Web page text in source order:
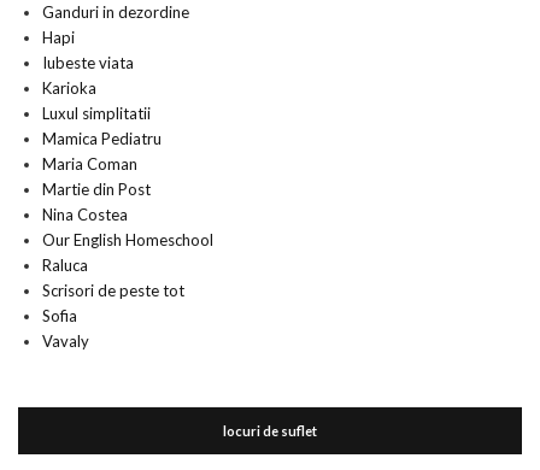
Ganduri in dezordine
Hapi
Iubeste viata
Karioka
Luxul simplitatii
Mamica Pediatru
Maria Coman
Martie din Post
Nina Costea
Our English Homeschool
Raluca
Scrisori de peste tot
Sofia
Vavaly
locuri de suflet